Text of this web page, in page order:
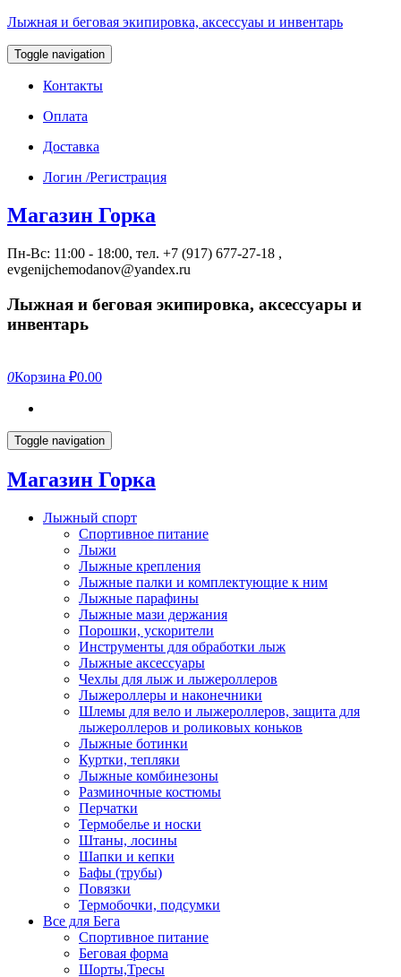
Лыжная и беговая экипировка, аксессуаы и инвентарь
Toggle navigation
Контакты
Оплата
Доставка
Логин /Регистрация
Магазин Горка
Пн-Вс: 11:00 - 18:00, тел. +7 (917) 677-27-18 ,
evgenijchemodanov@yandex.ru
Лыжная и беговая экипировка, аксессуары и
инвентарь
0Корзина ₽0.00
Toggle navigation
Магазин Горка
Лыжный спорт
Спортивное питание
Лыжи
Лыжные крепления
Лыжные палки и комплектующие к ним
Лыжные парафины
Лыжные мази держания
Порошки, ускорители
Инструменты для обработки лыж
Лыжные аксессуары
Чехлы для лыж и лыжероллеров
Лыжероллеры и наконечники
Шлемы для вело и лыжероллеров, защита для
лыжероллеров и роликовых коньков
Лыжные ботинки
Куртки, тепляки
Лыжные комбинезоны
Разминочные костюмы
Перчатки
Термобелье и носки
Штаны, лосины
Шапки и кепки
Бафы (трубы)
Повязки
Термобочки, подсумки
Все для Бега
Спортивное питание
Беговая форма
Шорты,Тресы